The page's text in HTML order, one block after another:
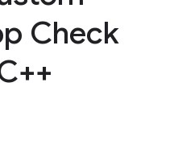
Check